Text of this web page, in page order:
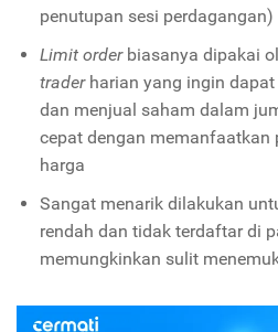
penutupan sesi perdagangan)
Limit orderbiasanya dipakai
trader harian yang ingin
dan menjual saham dalam
cepat dengan memanfaatkan
harga
Sangat menarik dilakukan
rendah dan tidak terdaftar di
memungkinkan sulit